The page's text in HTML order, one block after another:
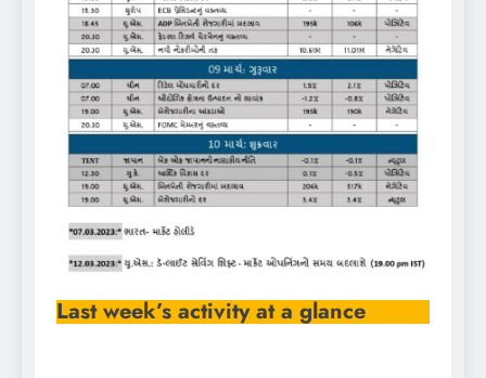
Last week’s activity at a glance